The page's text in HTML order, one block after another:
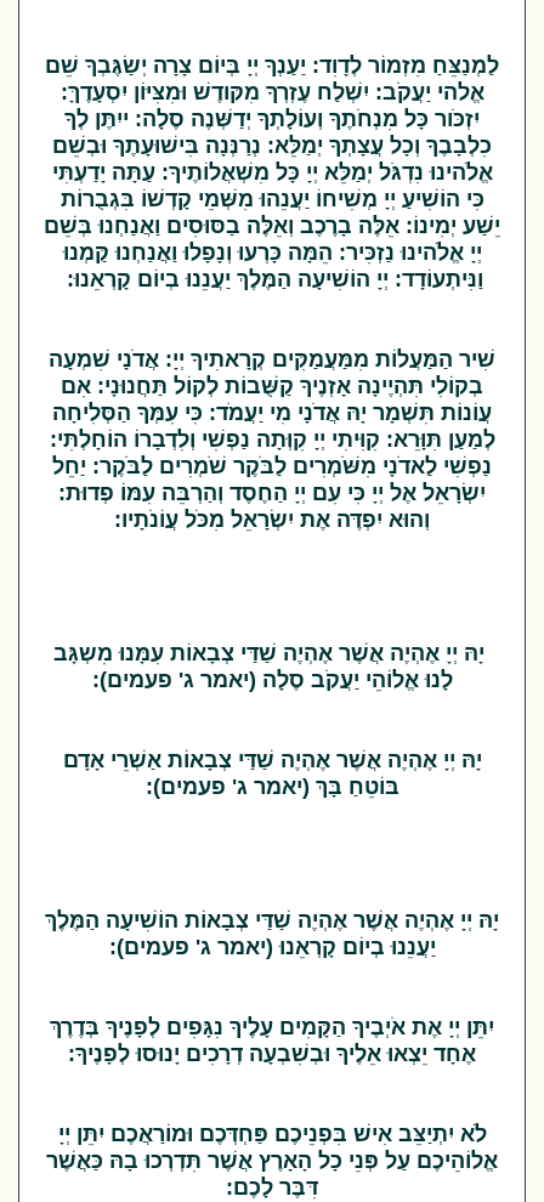
לַמְנַצֵּחַ מִזְמוֹר לְדָוִד: יַעַנְךָ יְיָ בְּיוֹם צָרָה יְשַׂגֶּבְךָ שֵׁם
אֱלהי יַעֲקֹב: יִשְׁלַח עֶזְרְךָ מִקּודֶשׁ וּמִצִּיּוֹן יִסְעָדֶךָּ:
יִזְכֹּור כָּל מִנְחֹתֶךָ וְעוֹלָתְךָ יְדַשְּׁנֶה סֶלָה: ייִתֶּן לְךָ
כִלְבָבֶךָ וְכָל עֲצָתְךָ יְמַלֵּא: נְרַנְּנָה בִּישׁוּעָתֶךָ וּבְשֵׁם
אֱלֹהינוּ נִדְגֹּל יְמַלֵּא יְיָ כָּל מִשְׁאֲלוֹתֶיךָ: עַתָּה יָדַעְתִּי
כִּי הוֹשִׁיעַ יְיָ מְשִׁיחוֹ יַעֲנֵהוּ מִשְּׁמֵי קָדְשׁוֹ בִּגְבֻרוֹת
יֵשַׁע יְמִינוֹ: אֵלֶּה בָרֶכֶב וְאֵלֶּה בַסּוּסִים וַאֲנַחְנוּ בְּשֵׁם
יְיָ אֱלֹהינוּ נַזְכִּיר: הֵמָּה כָּרְעוּ וְנָפָלוּ וַאֲנַחְנוּ קַּמְנוּ
וַנִּיתְעוֹדָד: יְיָ הוֹשִׁיעָה הַמֶּלֶךְ יַעֲנֵנוּ בְיוֹם קָרְאֵנוּ:
שִׁיר הַמַּעֲלוֹת מִמַּעֲמַקִּים קְרָאתִיךָ יְיָ: אֲדֹנָי שִׁמְעָה
בְקוֹלִי תִּהְיֶינָה אָזְנֶיךָ קַשֻּׁבוֹת לְקוֹל תַּחֲנוּנָי: אִם
עֲוֹנוֹת תִּשְׁמָר יָהּ אֲדֹנָי מִי יַעֲמֹד: כִּי עִמְּךָ הַסְּלִיחָה
לְמַעַן תִּוָּרֵא: קִוִּיתִי יְיָ קִוְּתָה נַפְשִׁי וְלִדְבָרוֹ הוֹחָלְתִּי:
נַפְשִׁי לַאדֹנָי מִשֹּׁמְרִים לַבֹּקֶר שֹׁמְרִים לַבֹּקֶר: יַחֵל
יִשְׂרָאֵל אֶל יְיָ כִּי עִם יְיָ הַחֶסֶד וְהַרְבֵּה עִמּוֹ פְדוּת:
וְהוּא יִפְדֶּה אֶת יִשְׂרָאֵל מִכֹּל עֲוֹנֹתָיו:
יָהּ יְיָ אֶהְיֶה אֲשֶׁר אֶהְיֶה שַׁדַּי צְבָאוֹת עִמָּנוּ מִשְגָּב
לָנוּ אֱלוֹהֵי יַעֲקֹב סֶלָה (יאמר ג' פעמים):
יָהּ יְיָ אֶהְיֶה אֲשֶׁר אֶהְיֶה שַׁדַּי צְבָאוֹת אַשְׁרֵי אָדָם
בּוֹטֵחַ בָּךְ (יאמר ג' פעמים):
יָהּ יְיָ אֶהְיֶה אֲשֶׁר אֶהְיֶה שַׁדַּי צְבָאוֹת הוֹשִׁיעָה הַמֶּלֶךְ
יַעֲנֵנוּ בְיוֹם קָרְאֵנוּ (יאמר ג' פעמים):
יִתֵּן יְיָ אֶת אֹיְבֶיךָ הַקָּמִים עָלֶיךָ נִגָּפִים לְפָנֶיךָ בְּדֶרֶךְ
אֶחָד יֵצְאוּ אֵלֶיךָ וּבְשִׁבְעָה דְרָכִים יָנוּסוּ לְפָנֶיךָ:
לֹא יִתְיַצֵּב אִישׁ בִּפְנֵיכֶם פַּחְדְּכֶם וּמוֹרַאֲכֶם יִתֵּן יְיָ
אֱלוֹהֵיכֶם עַל פְּנֵי כָל הָאָרֶץ אֲשֶׁר תִּדְרְכוּ בָהּ כַּאֲשֶׁר
דִּבֶּר לָכֶם: